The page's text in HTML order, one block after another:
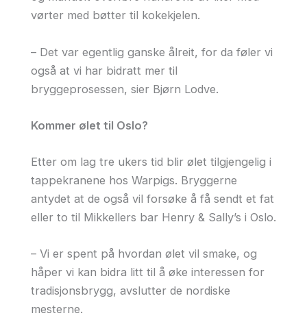
vørter med bøtter til kokekjelen.
– Det var egentlig ganske ålreit, for da føler vi
også at vi har bidratt mer til
bryggeprosessen, sier Bjørn Lodve.
Kommer ølet til Oslo?
Etter om lag tre ukers tid blir ølet tilgjengelig i
tappekranene hos Warpigs. Bryggerne
antydet at de også vil forsøke å få sendt et fat
eller to til Mikkellers bar Henry & Sally’s i Oslo.
– Vi er spent på hvordan ølet vil smake, og
håper vi kan bidra litt til å øke interessen for
tradisjonsbrygg, avslutter de nordiske
mesterne.